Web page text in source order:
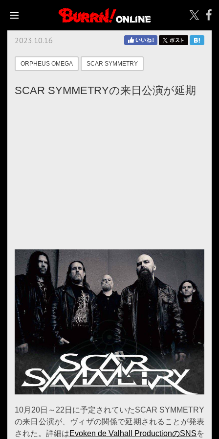
2023.10.16
ORPHEUS OMEGA SCAR SYMMETRY
SCAR SYMMETRYの来日公演が延期
10月20日～22日に予定されていたSCAR SYMMETRY
の来日公演が、ヴィザの関係で延期されることが発表
された。詳細はEvoken de Valhall ProductionのSNSを